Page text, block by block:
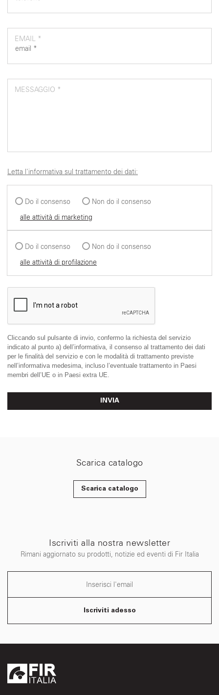
EMAIL *
MESSAGGIO *
Letta l'informativa sul trattamento dei dati:
Do il consenso
Non do il consenso
alle attività di marketing
Do il consenso
Non do il consenso
alle attività di profilazione
Cliccando sul pulsante di invio, confermo la richiesta del servizio
indicato al punto a) dell’informativa, il consenso al trattamento dei dati
per le finalità del servizio e con le modalità di trattamento previste
nell’informativa medesima, incluso l’eventuale trattamento in Paesi
membri dell’UE o in Paesi extra UE.
INVIA
Scarica catalogo
Scarica catalogo
Iscriviti alla nostra newsletter
Rimani aggiornato su prodotti, notizie ed eventi di Fir Italia
Iscriviti adesso